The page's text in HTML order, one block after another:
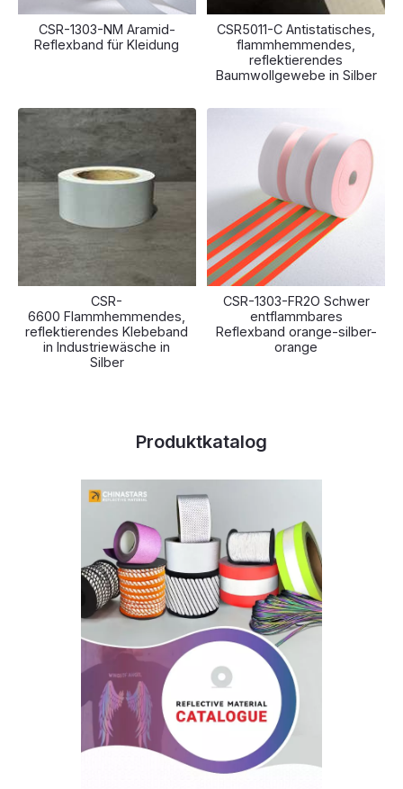
CSR-1303-NM Aramid-
Reflexband für Kleidung
CSR5011-C Antistatisches,
flammhemmendes,
reflektierendes
Baumwollgewebe in Silber
CSR-
6600 Flammhemmendes,
reflektierendes Klebeband
in Industriewäsche in
Silber
CSR-1303-FR2O Schwer
entflammbares
Reflexband orange-silber-
orange
Produktkatalog